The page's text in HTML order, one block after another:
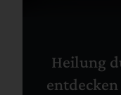
Heilung